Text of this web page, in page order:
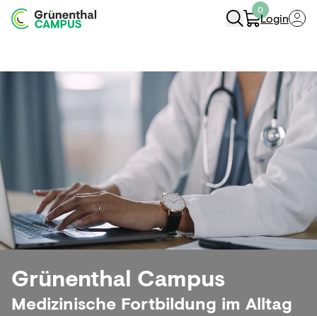
0
Login
Grünenthal Campus
Medizinische Fortbildung im Alltag